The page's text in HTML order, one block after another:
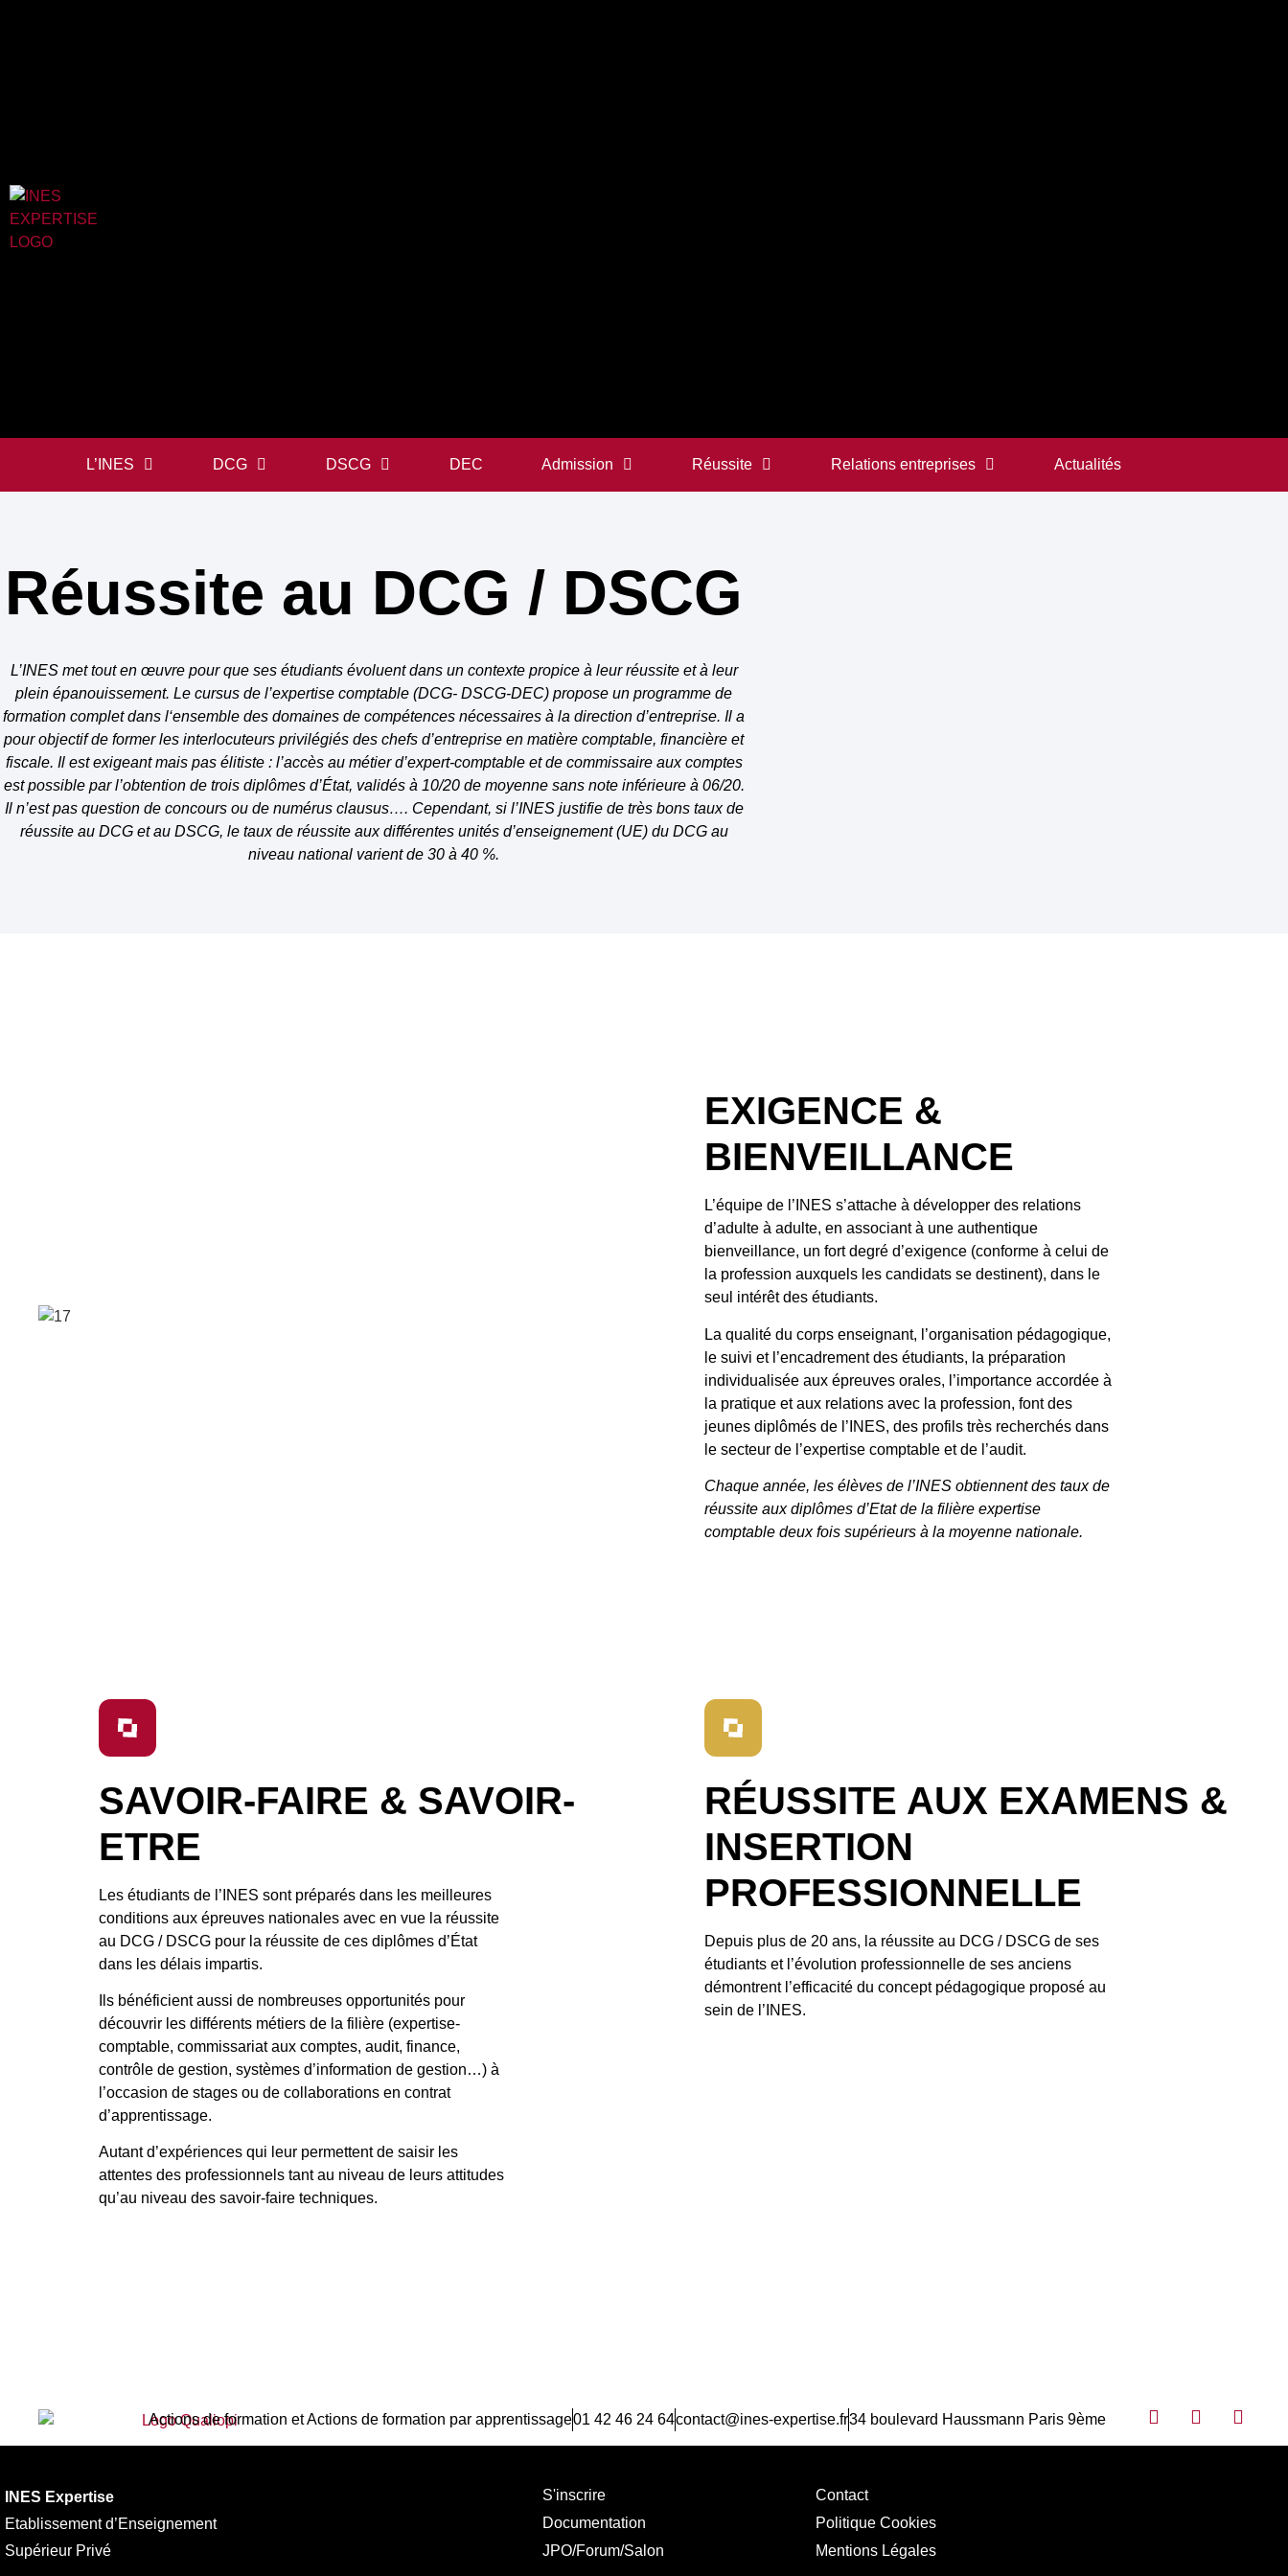
L’INES DCG DSCG DEC Admission Réussite Relations entreprises Actualités
Réussite au DCG / DSCG
L’INES met tout en œuvre pour que ses étudiants évoluent dans un contexte propice à leur réussite et à leur
plein épanouissement. Le cursus de l’expertise comptable (DCG- DSCG-DEC) propose un programme de
formation complet dans l‘ensemble des domaines de compétences nécessaires à la direction d’entreprise. Il a
pour objectif de former les interlocuteurs privilégiés des chefs d’entreprise en matière comptable, financière et
fiscale. Il est exigeant mais pas élitiste : l’accès au métier d’expert-comptable et de commissaire aux comptes
est possible par l’obtention de trois diplômes d’État, validés à 10/20 de moyenne sans note inférieure à 06/20.
Il n’est pas question de concours ou de numérus clausus…. Cependant, si l’INES justifie de très bons taux de
réussite au DCG et au DSCG, le taux de réussite aux différentes unités d’enseignement (UE) du DCG au
niveau national varient de 30 à 40 %.
EXIGENCE &
BIENVEILLANCE
L’équipe de l’INES s’attache à développer des relations
d’adulte à adulte, en associant à une authentique
bienveillance, un fort degré d’exigence (conforme à celui de
la profession auxquels les candidats se destinent), dans le
seul intérêt des étudiants.
La qualité du corps enseignant, l’organisation pédagogique,
le suivi et l’encadrement des étudiants, la préparation
individualisée aux épreuves orales, l’importance accordée à
la pratique et aux relations avec la profession, font des
jeunes diplômés de l’INES, des profils très recherchés dans
le secteur de l’expertise comptable et de l’audit.
Chaque année, les élèves de l’INES obtiennent des taux de
réussite aux diplômes d’Etat de la filière expertise
comptable deux fois supérieurs à la moyenne nationale.
SAVOIR-FAIRE & SAVOIR-
ETRE
Les étudiants de l’INES sont préparés dans les meilleures
conditions aux épreuves nationales avec en vue la réussite
au DCG / DSCG pour la réussite de ces diplômes d’État
dans les délais impartis.
Ils bénéficient aussi de nombreuses opportunités pour
découvrir les différents métiers de la filière (expertise-
comptable, commissariat aux comptes, audit, finance,
contrôle de gestion, systèmes d’information de gestion…) à
l’occasion de stages ou de collaborations en contrat
d’apprentissage.
Autant d’expériences qui leur permettent de saisir les
attentes des professionnels tant au niveau de leurs attitudes
qu’au niveau des savoir-faire techniques.
RÉUSSITE AUX EXAMENS &
INSERTION
PROFESSIONNELLE
Depuis plus de 20 ans, la réussite au DCG / DSCG de ses
étudiants et l’évolution professionnelle de ses anciens
démontrent l’efficacité du concept pédagogique proposé au
sein de l’INES.
Actions de formation et Actions de formation par apprentissage01 42 46 24 64contact@ines-expertise.fr34 boulevard Haussmann Paris 9ème
INES Expertise
Etablissement d’Enseignement
Supérieur Privé
S'inscrire
Documentation
JPO/Forum/Salon
Contact
Politique Cookies
Mentions Légales